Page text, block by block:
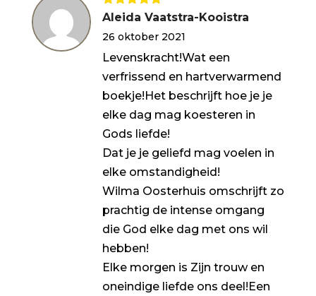
Gewaardeerd
Aleida Vaatstra-Kooistra
26 oktober 2021
Levenskracht!Wat een
verfrissend en hartverwarmend
boekje!Het beschrijft hoe je je
elke dag mag koesteren in
Gods liefde!
Dat je je geliefd mag voelen in
elke omstandigheid!
Wilma Oosterhuis omschrijft zo
prachtig de intense omgang
die God elke dag met ons wil
hebben!
Elke morgen is Zijn trouw en
oneindige liefde ons deel!Een